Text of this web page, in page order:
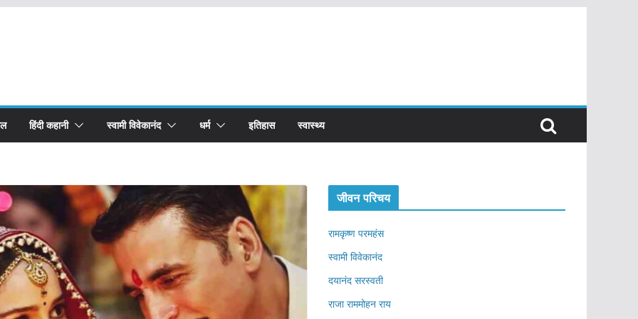
हिंदी कहानी स्वामी विवेकानंद धर्म इतिहास स्वास्थ्य
जीवन परिचय
रामकृष्ण परमहंस
स्वामी विवेकानंद
दयानंद सरस्वती
राजा राममोहन राय